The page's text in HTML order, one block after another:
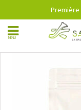
Première
MENU